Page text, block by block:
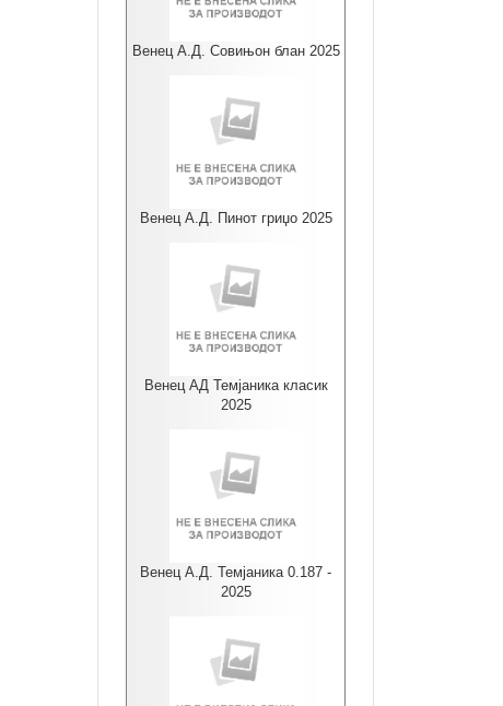
Венец А.Д. Совињон блан 2025
Венец А.Д. Пинот гриџо 2025
Венец АД Темјаника класик
2025
Венец А.Д. Темјаника 0.187 -
2025